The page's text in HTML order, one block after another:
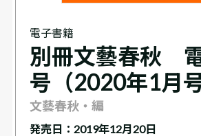
電子書籍
別冊文藝春秋
号（2020年1月号
文藝春秋・編
発売日：2019年12月20日